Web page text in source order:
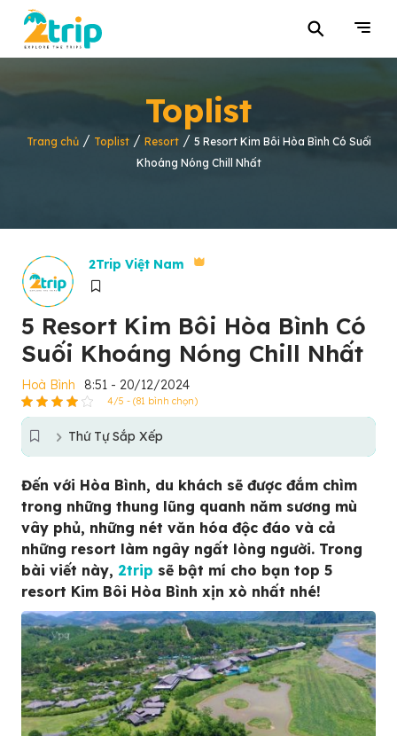
⚲
Toplist
Trang chủ/ Toplist/ Resort/ 5 Resort Kim Bôi Hòa Bình Có Suối
Khoáng Nóng Chill Nhất
2Trip Việt Nam
5 Resort Kim Bôi Hòa Bình Có
Suối Khoáng Nóng Chill Nhất
Hoà Bình 8:51 - 20/12/2024
4/5 - (81 bình chọn)
Thứ Tự Sắp Xếp
Đến với Hòa Bình, du khách sẽ được đắm chìm
trong những thung lũng quanh năm sương mù
vây phủ, những nét văn hóa độc đáo và cả
những resort làm ngây ngất lòng người. Trong
bài viết này, 2trip sẽ bật mí cho bạn top 5
resort Kim Bôi Hòa Bình xịn xò nhất nhé!